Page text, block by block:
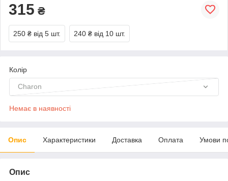
315 ₴
250 ₴ від 5 шт. 240 ₴ від 10 шт.
Колір
Charon
Немає в наявності
Опис Характеристики Доставка Оплата Умови
Опис